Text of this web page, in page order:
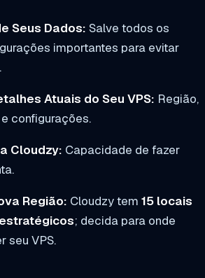
Seus Dados: Salve todos os
importantes para evitar
Atuais do Seu VPS: Região,
configurações.
Cloudzy: Capacidade de fazer
Região: Cloudzy tem 15 locais
; decida para onde
seu VPS.